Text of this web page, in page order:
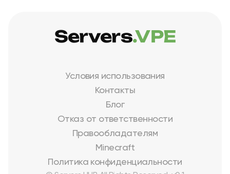
Условия использования
Контакты
Блог
Отказ от ответственности
Правообладателям
Minecraft
Политика конфиденциальности
Servers.VPE